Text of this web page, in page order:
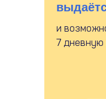
и
7 дневную